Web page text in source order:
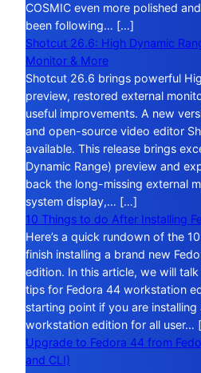
COSMIC even more polished
been following… […]
Shotcut 26.6: High Dynamic
Monitor & More
Shotcut 26.6 brings powerful
preview, restored external
useful improvements. A new
and open-source video editor
available. This release brings
Dynamic Range) preview and
back the long-missing external
system display,… […]
10 Things to do After Installing
Here’s a quick rundown of the
finish installing a brand new
edition. In this article, we will
tips for Fedora 44 workstation
starting point if you are installing
workstation edition for all user…
Upgrade to Fedora 44 from
and CLI)